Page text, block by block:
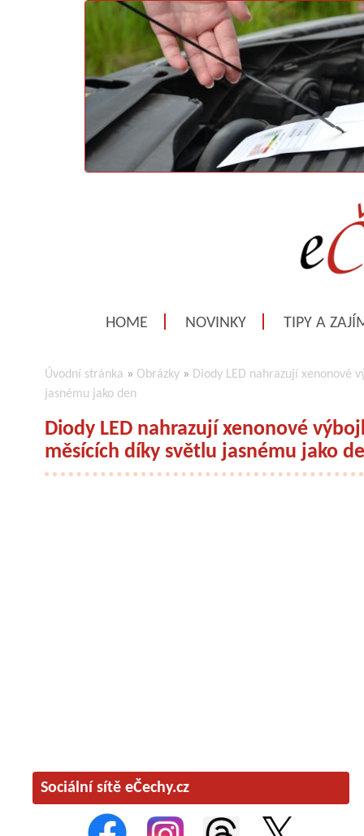
HOME NOVINKY TIPY A
Úvodní stránka » Obrázky » Diody LED nahrazují xenonové
jasnému jako den
Diody LED nahrazují xenonové
měsících díky světlu jasnému jako
Sociální sítě eČechy.cz